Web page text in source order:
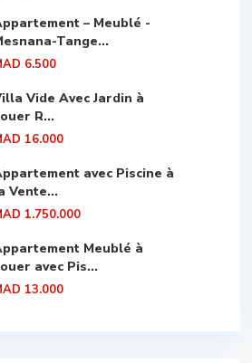
– Meublé -
Tange...
6.500
Vide Avec Jardin à
R...
16.000
avec Piscine à
Vente...
1.750.000
Meublé à
avec Pis...
13.000